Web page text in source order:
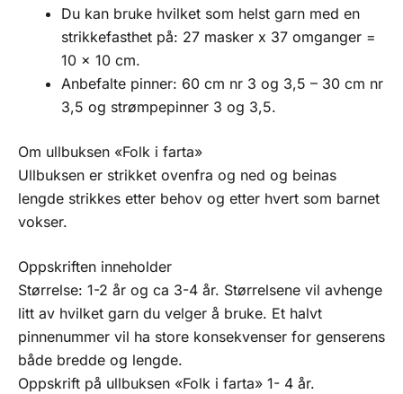
Du kan bruke hvilket som helst garn med en
strikkefasthet på: 27 masker x 37 omganger =
10 x 10 cm.
Anbefalte pinner: 60 cm nr 3 og 3,5 – 30 cm nr
3,5 og strømpepinner 3 og 3,5.
Om ullbuksen «Folk i farta»
Ullbuksen er strikket ovenfra og ned og beinas
lengde strikkes etter behov og etter hvert som barnet
vokser.
Oppskriften inneholder
Størrelse: 1-2 år og ca 3-4 år. Størrelsene vil avhenge
litt av hvilket garn du velger å bruke. Et halvt
pinnenummer vil ha store konsekvenser for genserens
både bredde og lengde.
Oppskrift på ullbuksen «Folk i farta» 1- 4 år.